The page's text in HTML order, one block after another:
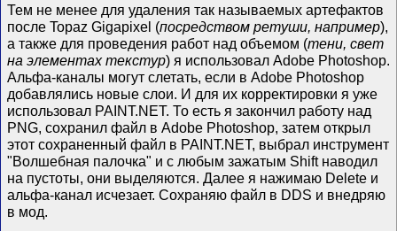
Тем не менее для удаления так называемых артефактов
после Topaz Gigapixel (посредством ретуши, например),
а также для проведения работ над объемом (тени, свет
на элементах текстур) я использовал Adobe Photoshop.
Альфа-каналы могут слетать, если в Adobe Photoshop
добавлялись новые слои. И для их корректировки я уже
использовал PAINT.NET. То есть я закончил работу над
PNG, сохранил файл в Adobe Photoshop, затем открыл
этот сохраненный файл в PAINT.NET, выбрал инструмент
"Волшебная палочка" и с любым зажатым Shift наводил
на пустоты, они выделяются. Далее я нажимаю Delete и
альфа-канал исчезает. Сохраняю файл в DDS и внедряю
в мод.